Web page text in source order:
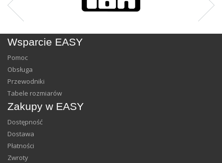
Wsparcie EASY
Pomoc
Obsługa
Przewodniki
Tabele rozmiarów
Zakupy w EASY
Dostępność
Dostawa
Płatności
Zwroty